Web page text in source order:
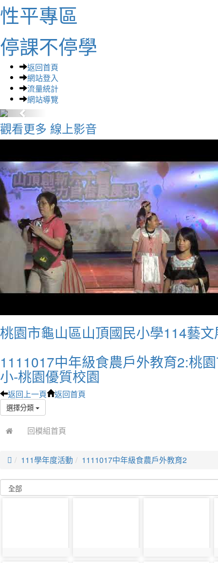
性平專區
停課不停學
返回首頁
網站登入
流量統計
網站導覽
觀看更多 線上影音
桃園市龜山區山頂國民小學114藝
1111017中年級食農戶外教育2:桃
小-桃園優質校園
返回上一頁 返回首頁
選擇分類
回模組首頁
 111學年度活動 1111017中年級食農戶外教育2